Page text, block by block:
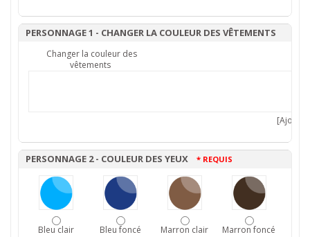
PERSONNAGE 1 - CHANGER LA COULEUR DES VÊTEMENTS
Changer la couleur des
vêtements
PERSONNAGE 2 - COULEUR DES YEUX * REQUIS
Bleu clair Bleu foncé Marron clair Marron foncé